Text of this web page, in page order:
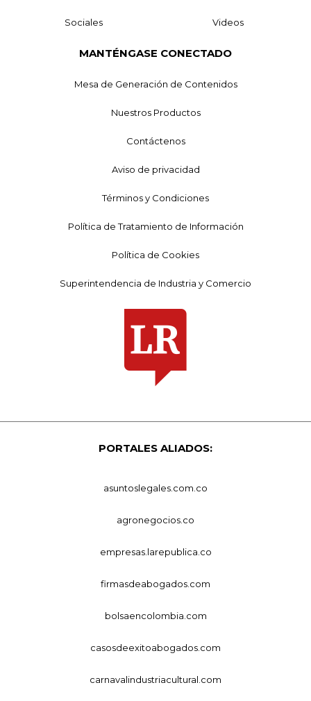
Sociales Videos
MANTÉNGASE CONECTADO
Mesa de Generación de Contenidos
Nuestros Productos
Contáctenos
Aviso de privacidad
Términos y Condiciones
Política de Tratamiento de Información
Política de Cookies
Superintendencia de Industria y Comercio
PORTALES ALIADOS:
asuntoslegales.com.co
agronegocios.co
empresas.larepublica.co
firmasdeabogados.com
bolsaencolombia.com
casosdeexitoabogados.com
carnavalindustriacultural.com